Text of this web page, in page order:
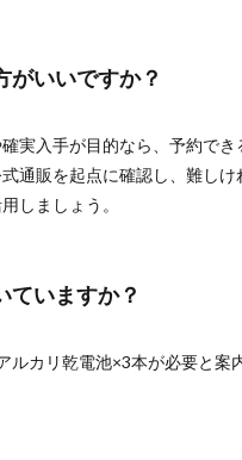
がいいですか？
実入手が目的なら、予約でき
通販を起点に確認し、難しけ
しましょう。
ていますか？
ルカリ乾電池×3本が必要と案